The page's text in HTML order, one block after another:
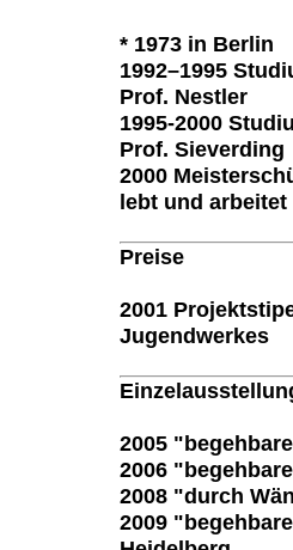
* 1973 in Berlin
1992–1995
Prof. Nestler
1995-2000
Prof. Sieverding
2000
lebt und
Preise
2001
Jugendwerkes
2005
2006
2008 "durch
2009